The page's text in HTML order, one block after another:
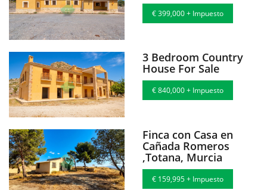
€ 399,000 + Impuesto
3 Bedroom Country
House For Sale
€ 840,000 + Impuesto
Finca con Casa en
Cañada Romeros
,Totana, Murcia
€ 159,995 + Impuesto